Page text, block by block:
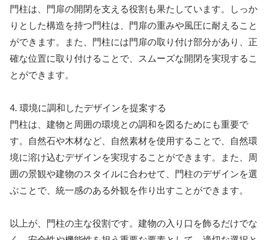
門柱は、門扉の開閉を支える役割も果たしています。しっか
りとした構造を持つ門柱は、門扉の重みや風圧に耐えること
ができます。また、門柱には門扉の取り付け部分があり、正
確な位置に取り付けることで、スムーズな開閉を実現するこ
とができます。
4. 環境に調和したデザインを提案する
門柱は、建物と周囲の環境との調和を図るためにも重要で
す。自然石や木材など、自然素材を使用することで、自然環
境に溶け込むデザインを実現することができます。また、周
囲の景観や建物のスタイルに合わせて、門柱のデザインを選
ぶことで、統一感のある外観を作り出すことができます。
以上が、門柱の主な役割です。建物の入り口を飾るだけでな